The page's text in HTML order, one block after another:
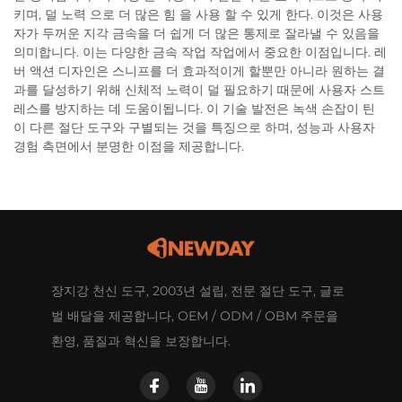
키며, 덜 노력 으로 더 많은 힘 을 사용 할 수 있게 한다. 이것은 사용
자가 두꺼운 지각 금속을 더 쉽게 더 많은 통제로 잘라낼 수 있음을
의미합니다. 이는 다양한 금속 작업 작업에서 중요한 이점입니다. 레
버 액션 디자인은 스니프를 더 효과적이게 할뿐만 아니라 원하는 결
과를 달성하기 위해 신체적 노력이 덜 필요하기 때문에 사용자 스트
레스를 방지하는 데 도움이됩니다. 이 기술 발전은 녹색 손잡이 틴
이 다른 절단 도구와 구별되는 것을 특징으로 하며, 성능과 사용자
경험 측면에서 분명한 이점을 제공합니다.
장지강 천신 도구, 2003년 설립, 전문 절단 도구, 글로
벌 배달을 제공합니다, OEM / ODM / OBM 주문을
환영, 품질과 혁신을 보장합니다.